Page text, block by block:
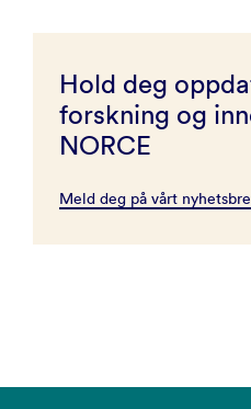
Hold deg
forskning og
NORCE
Meld deg på vårt